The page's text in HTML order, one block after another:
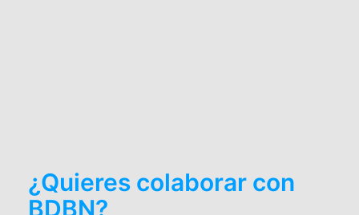
¿Quieres colaborar con
BDBN?